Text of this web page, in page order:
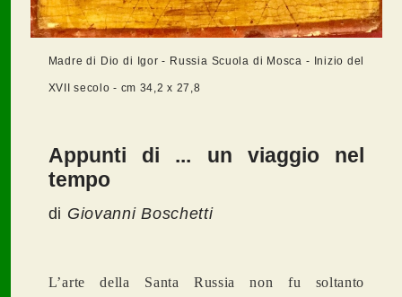
Madre di Dio di Igor - Russia Scuola di Mosca - Inizio del
XVII secolo - cm 34,2 x 27,8
Appunti di ... un viaggio nel
tempo
di Giovanni Boschetti
L’arte della Santa Russia non fu soltanto